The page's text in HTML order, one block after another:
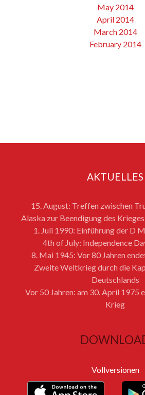
May 2014
April 2014
March 2014
February 2014
AKTUELLES
15. August: Treffen zwischen
Alaska zur Beendigung des
1. Juli 1990: Einführung der D
4th of July: Independence
8. Mai 1945: Vor 80 Jahren
Zweite Weltkrieg durch die
Deutschlands
Vor 50 Jahren: am 30. April 1975
Krieg
Vollversionen